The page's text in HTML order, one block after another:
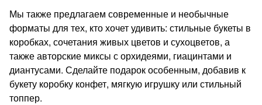
Мы также предлагаем современные и необычные
форматы для тех, кто хочет удивить: стильные букеты в
коробках, сочетания живых цветов и сухоцветов, а
также авторские миксы с орхидеями, гиацинтами и
диантусами. Сделайте подарок особенным, добавив к
букету коробку конфет, мягкую игрушку или стильный
топпер.